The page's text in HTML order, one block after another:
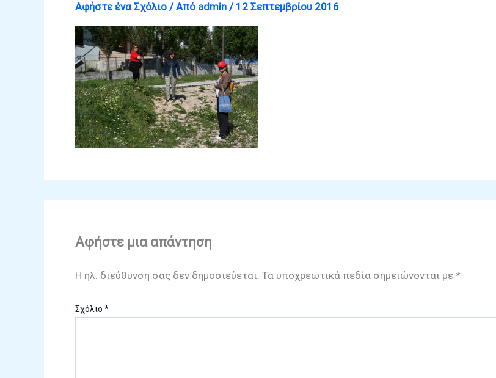
Αφήστε ένα Σχόλιο / Από admin / 12 Σεπτεμβρίου 2016
Αφήστε μια απάντηση
Η ηλ. διεύθυνση σας δεν δημοσιεύεται. Τα υποχρεωτικά πεδία σημειώνονται με *
Σχόλιο *